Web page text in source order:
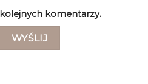
kolejnych komentarzy.